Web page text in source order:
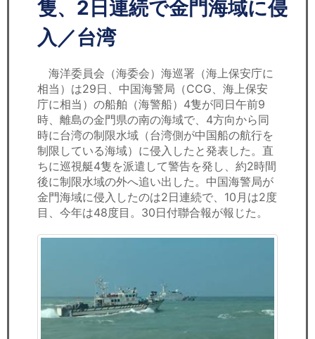
セミナー
経済ニュース
労務顧問
ＩＴ
飲食店情報
隻、2日連続で金門海域に侵
入／台湾
海洋委員会（海委会）海巡署（海上保安庁に
相当）は29日、中国海警局（CCG、海上保安
庁に相当）の船舶（海警船）4隻が同日午前9
時、離島の金門県の南の海域で、4方向から同
時に台湾の制限水域（台湾側が中国船の航行を
制限している海域）に侵入したと発表した。直
ちに巡視艇4隻を派遣して警告を発し、約2時間
後に制限水域の外へ追い出した。中国海警局が
金門海域に侵入したのは2日連続で、10月は2度
目、今年は48度目。30日付聯合報が報じた。